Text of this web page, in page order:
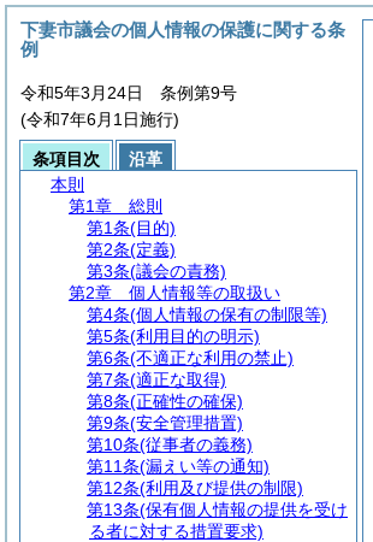
下妻市議会の個人情報の保護に関する条
例
令和5年3月24日 条例第9号
(令和7年6月1日施行)
条項目次
沿革
本則
第1章
総則
第1条(目的)
第2条(定義)
第3条(議会の責務)
第2章
個人情報等の取扱い
第4条(個人情報の保有の制限等)
第5条(利用目的の明示)
第6条(不適正な利用の禁止)
第7条(適正な取得)
第8条(正確性の確保)
第9条(安全管理措置)
第10条(従事者の義務)
第11条(漏えい等の通知)
第12条(利用及び提供の制限)
第13条(保有個人情報の提供を受け
る者に対する措置要求)